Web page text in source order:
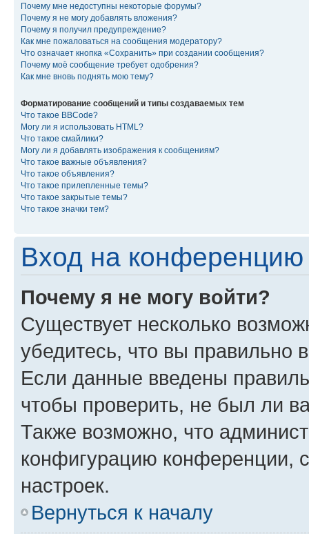
Почему мне недоступны некоторые форумы?
Почему я не могу добавлять вложения?
Почему я получил предупреждение?
Как мне пожаловаться на сообщения модератору?
Что означает кнопка «Сохранить» при создании сообщения?
Почему моё сообщение требует одобрения?
Как мне вновь поднять мою тему?
Форматирование сообщений и типы создаваемых тем
Что такое BBCode?
Могу ли я использовать HTML?
Что такое смайлики?
Могу ли я добавлять изображения к сообщениям?
Что такое важные объявления?
Что такое объявления?
Что такое прилепленные темы?
Что такое закрытые темы?
Что такое значки тем?
Вход на конференцию
Почему я не могу войти?
Существует несколько
убедитесь, что вы правильно
Если данные введены
чтобы проверить, не был ли
Также возможно, что
конфигурацию конференции,
настроек.
Вернуться к началу